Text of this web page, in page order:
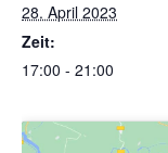
28. April 2023
Zeit:
17:00 - 21:00